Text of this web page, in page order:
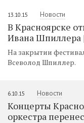
13.10.15 Новости
В Красноярске
Ивана Шпиллера
На закрытии
Всеволод Шпиллер.
6.10.15 Новости
Концерты
оркестра